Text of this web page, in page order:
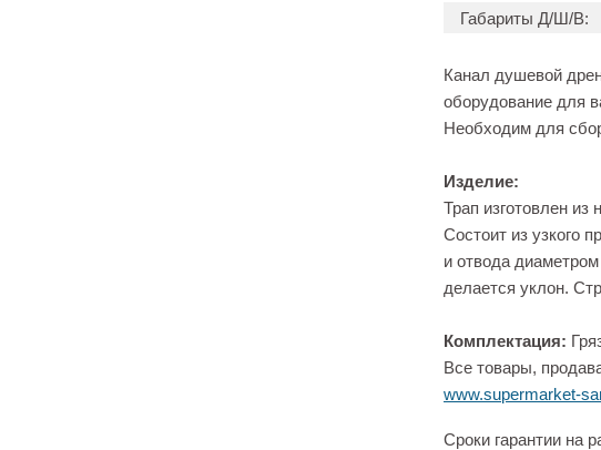
Габариты Д/Ш/В:
Канал душевой
оборудование для
Необходим для
Изделие:
Трап изготовлен
Состоит из узкого
и отвода
делается уклон.
Комплектация:
Все товары,
www.supermarket-
Сроки гарантии на